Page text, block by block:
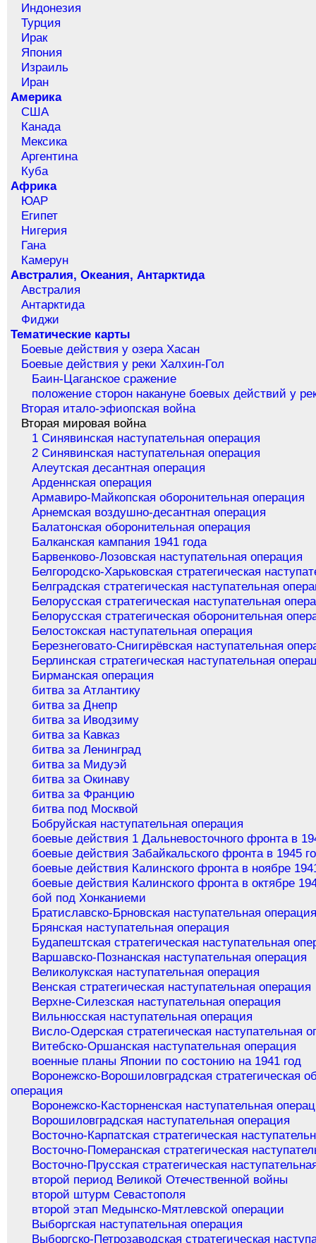
Индонезия
Турция
Ирак
Япония
Израиль
Иран
Америка
США
Канада
Мексика
Аргентина
Куба
Африка
ЮАР
Египет
Нигерия
Гана
Камерун
Австралия, Океания, Антарктида
Австралия
Антарктида
Фиджи
Тематические карты
Боевые действия у озера Хасан
Боевые действия у реки Халхин-Гол
Баин-Цаганское сражение
положение сторон накануне боевых действий у
Вторая итало-эфиопская война
Вторая мировая война
1 Синявинская наступательная операция
2 Синявинская наступательная операция
Алеутская десантная операция
Арденнская операция
Армавиро-Майкопская оборонительная операция
Арнемская воздушно-десантная операция
Балатонская оборонительная операция
Балканская кампания 1941 года
Барвенково-Лозовская наступательная операция
Белгородско-Харьковская стратегическая
Белградская стратегическая наступательная
Белорусская стратегическая наступательная
Белорусская стратегическая оборонительная
Белостокская наступательная операция
Березнеговато-Снигирёвская наступательная
Берлинская стратегическая наступательная
Бирманская операция
битва за Атлантику
битва за Днепр
битва за Иводзиму
битва за Кавказ
битва за Ленинград
битва за Мидуэй
битва за Окинаву
битва за Францию
битва под Москвой
Бобруйская наступательная операция
боевые действия 1 Дальневосточного фронта в
боевые действия Забайкальского фронта в 1945
боевые действия Калинского фронта в ноябре
боевые действия Калинского фронта в октябре
бой под Хонканиеми
Братиславско-Брновская наступательная
Брянская наступательная операция
Будапештская стратегическая наступательная
Варшавско-Познанская наступательная операция
Великолукская наступательная операция
Венская стратегическая наступательная операция
Верхне-Силезская наступательная операция
Вильнюсская наступательная операция
Висло-Одерская стратегическая наступательная
Витебско-Оршанская наступательная операция
военные планы Японии по состонию на 1941 год
Воронежско-Ворошиловградская стратегическая
операция
Воронежско-Касторненская наступательная
Ворошиловградская наступательная операция
Восточно-Карпатская стратегическая
Восточно-Померанская стратегическая
Восточно-Прусская стратегическая
второй период Великой Отечественной войны
второй штурм Севастополя
второй этап Медынско-Мятлевской операции
Выборгская наступательная операция
Выборгско-Петрозаводская стратегическая